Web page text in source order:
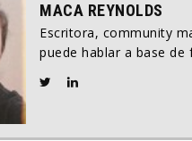
MACA REYNOLDS
Escritora, community
puede hablar a base de